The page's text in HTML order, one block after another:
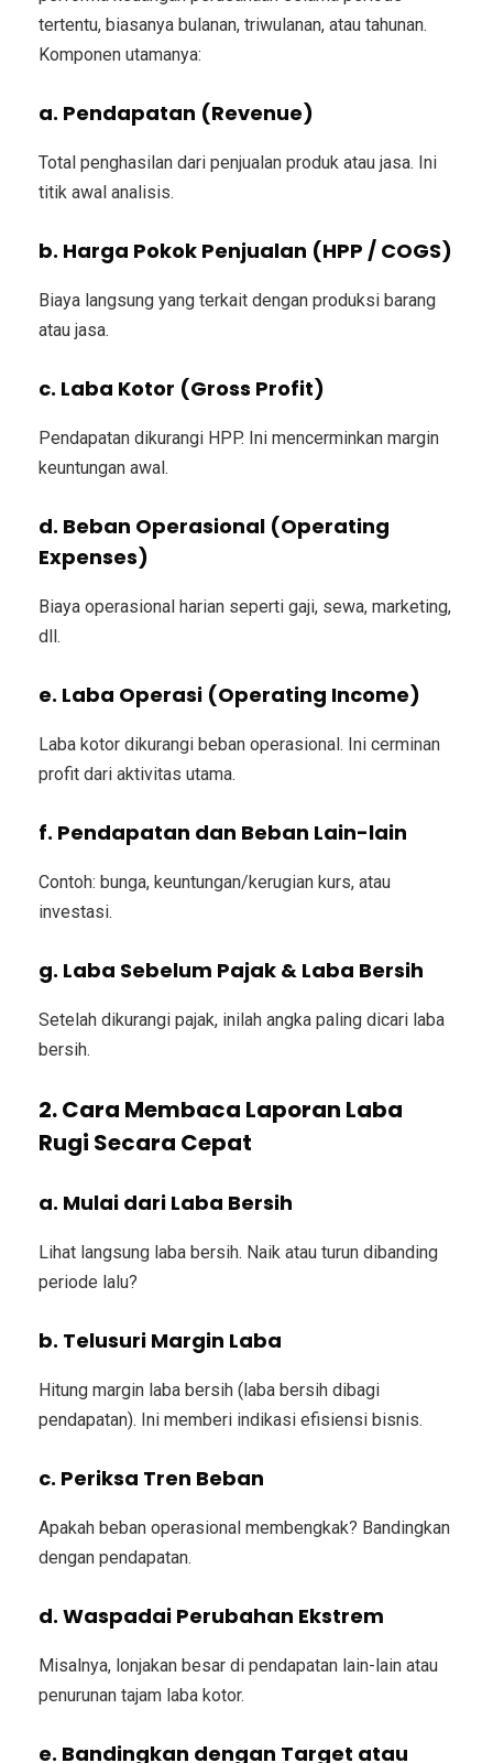
tertentu, biasanya bulanan, triwulanan, atau tahunan.
Komponen utamanya:
a. Pendapatan (Revenue)
Total penghasilan dari penjualan produk atau jasa. Ini
titik awal analisis.
b. Harga Pokok Penjualan (HPP / COGS)
Biaya langsung yang terkait dengan produksi barang
atau jasa.
c. Laba Kotor (Gross Profit)
Pendapatan dikurangi HPP. Ini mencerminkan margin
keuntungan awal.
d. Beban Operasional (Operating
Expenses)
Biaya operasional harian seperti gaji, sewa, marketing,
dll.
e. Laba Operasi (Operating Income)
Laba kotor dikurangi beban operasional. Ini cerminan
profit dari aktivitas utama.
f. Pendapatan dan Beban Lain-lain
Contoh: bunga, keuntungan/kerugian kurs, atau
investasi.
g. Laba Sebelum Pajak & Laba Bersih
Setelah dikurangi pajak, inilah angka paling dicari laba
bersih.
2. Cara Membaca Laporan Laba
Rugi Secara Cepat
a. Mulai dari Laba Bersih
Lihat langsung laba bersih. Naik atau turun dibanding
periode lalu?
b. Telusuri Margin Laba
Hitung margin laba bersih (laba bersih dibagi
pendapatan). Ini memberi indikasi efisiensi bisnis.
c. Periksa Tren Beban
Apakah beban operasional membengkak? Bandingkan
dengan pendapatan.
d. Waspadai Perubahan Ekstrem
Misalnya, lonjakan besar di pendapatan lain-lain atau
penurunan tajam laba kotor.
e. Bandingkan dengan Target atau